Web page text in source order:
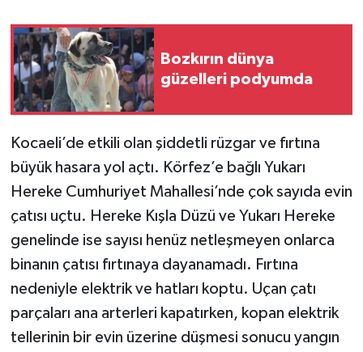
Bozkırın dünya
güzelleri podyumda
Kocaeli’de etkili olan şiddetli rüzgar ve fırtına
büyük hasara yol açtı. Körfez’e bağlı Yukarı
Hereke Cumhuriyet Mahallesi’nde çok sayıda evin
çatısı uçtu. Hereke Kışla Düzü ve Yukarı Hereke
genelinde ise sayısı henüz netleşmeyen onlarca
binanın çatısı fırtınaya dayanamadı. Fırtına
nedeniyle elektrik ve hatları koptu. Uçan çatı
parçaları ana arterleri kapatırken, kopan elektrik
tellerinin bir evin üzerine düşmesi sonucu yangın